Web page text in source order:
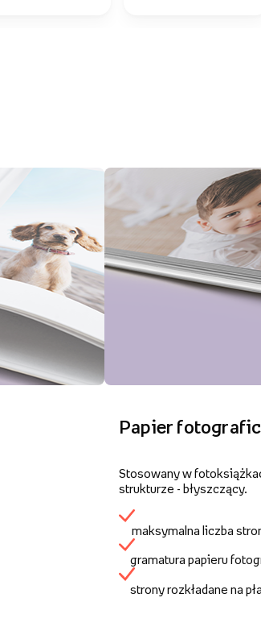
Papier
Stosowany w
strukturze - błyszczący.
maksymalna liczba
gramatura papieru
strony rozkładane na